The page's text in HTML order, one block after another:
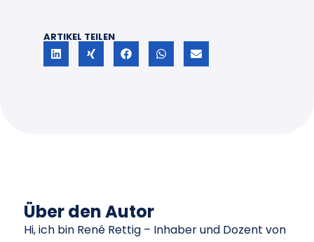
ARTIKEL TEILEN
Über den Autor
Hi, ich bin René Rettig – Inhaber und Dozent von